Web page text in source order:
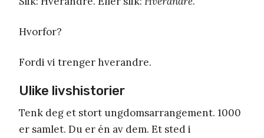
Hvorfor?
Fordi vi trenger hverandre.
Ulike livshistorier
Tenk deg et stort ungdomsarrangement. 1000
er samlet. Du er én av dem. Et sted i